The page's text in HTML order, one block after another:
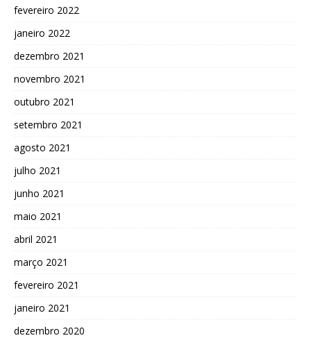
fevereiro 2022
janeiro 2022
dezembro 2021
novembro 2021
outubro 2021
setembro 2021
agosto 2021
julho 2021
junho 2021
maio 2021
abril 2021
março 2021
fevereiro 2021
janeiro 2021
dezembro 2020